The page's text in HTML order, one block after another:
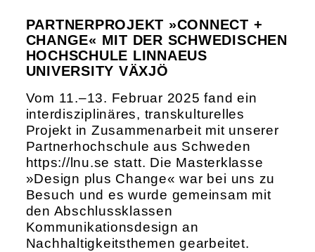
PARTNERPROJEKT »CONNECT +
CHANGE« MIT DER SCHWEDISCHEN
HOCHSCHULE LINNAEUS
UNIVERSITY VÄXJÖ
Vom 11.–13. Februar 2025 fand ein
interdisziplinäres, transkulturelles
Projekt in Zusammenarbeit mit unserer
Partnerhochschule aus Schweden
https://lnu.se statt. Die Masterklasse
»Design plus Change« war bei uns zu
Besuch und es wurde gemeinsam mit
den Abschlussklassen
Kommunikationsdesign an
Nachhaltigkeitsthemen gearbeitet.